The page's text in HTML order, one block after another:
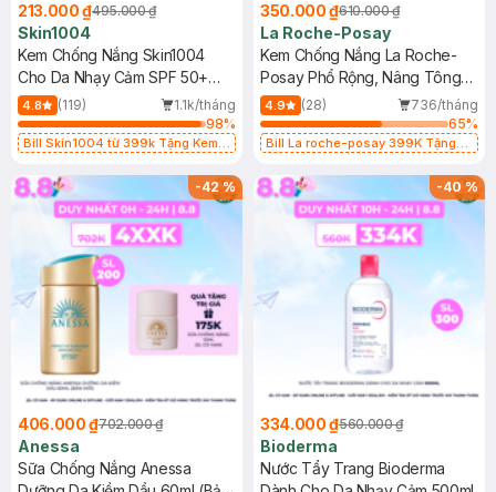
213.000 ₫495.000 ₫
Skin1004
Kem Chống Nắng Skin1004
Cho Da Nhạy Cảm SPF 50+
50ml
4.8 (119)
1.1k/tháng
98%
Bill Skin1004 từ 399k Tặng Kem
SPF 50+ 20ml (SL Có Hạn)
350.000 ₫610.000 ₫
La Roche-Posay
Kem Chống Nắng La Roche-
Posay Phổ Rộng, Nâng Tông
Kiềm Dầu 50ml
4.9 (28)
736/tháng
65%
Bill La roche-posay 399K Tặng
(SL có hạn)
-42%
406.000 ₫702.000 ₫
Anessa
Sữa Chống Nắng Anessa
-40%
334.000 ₫560.000 ₫
Bioderma
Nước Tẩy Trang Bioderma